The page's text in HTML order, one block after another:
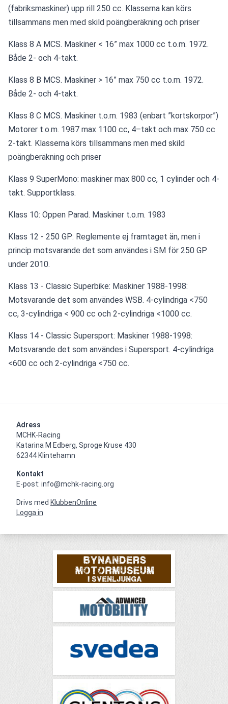
(fabriksmaskiner) upp rill 250 cc. Klasserna kan körs
tillsammans men med skild poängberäkning och priser
Klass 8 A MCS. Maskiner < 16” max 1000 cc t.o.m. 1972.
Både 2- och 4-takt.
Klass 8 B MCS. Maskiner > 16” max 750 cc t.o.m. 1972.
Både 2- och 4-takt.
Klass 8 C MCS. Maskiner t.o.m. 1983 (enbart ”kortskorpor”)
Motorer t.o.m. 1987 max 1100 cc, 4–takt och max 750 cc
2-takt. Klasserna körs tillsammans men med skild
poängberäkning och priser
Klass 9 SuperMono: maskiner max 800 cc, 1 cylinder och 4-
takt. Supportklass.
Klass 10: Öppen Parad. Maskiner t.o.m. 1983
Klass 12 - 250 GP: Reglemente ej framtaget än, men i
princip motsvarande det som användes i SM för 250 GP
under 2010.
Klass 13 - Classic Superbike: Maskiner 1988-1998:
Motsvarande det som användes WSB. 4-cylindriga <750
cc, 3-cylindriga < 900 cc och 2-cylindriga <1000 cc.
Klass 14 - Classic Supersport: Maskiner 1988-1998:
Motsvarande det som användes i Supersport. 4-cylindriga
<600 cc och 2-cylindriga <750 cc.
Adress
MCHK-Racing
Katarina M Edberg, Sproge Kruse 430
62344 Klintehamn
Kontakt
E-post: info@mchk-racing.org
Drivs med KlubbenOnline
Logga in